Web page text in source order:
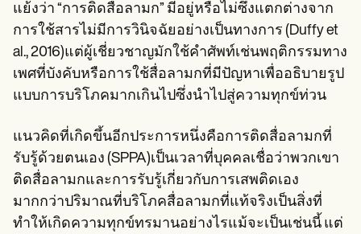
Why Carepatron?
Login
แย้งว่า “การติดสื่อลามก” มีอยู่หรือไม่ซึ่งแตกต่างจาก
การใช้สารไม่มีการวินิจฉัยอย่างเป็นทางการ (Duffy et
al., 2016)แต่ผู้เชี่ยวชาญมักใช้คำศัพท์เช่นพฤติกรรมทาง
เพศที่บังคับหรือการใช้สื่อลามกที่มีปัญหาเพื่ออธิบายรูป
แบบการบริโภคมากเกินไปซึ่งนำไปสู่ความทุกข์ท่วน
แนวคิดที่เกิดขึ้นอีกประการหนึ่งคือการติดสื่อลามกที่
รับรู้ด้วยตนเอง (SPPA)เป็นเวลาที่บุคคลเชื่อว่าพวกเขา
ติดสื่อลามกและการรับรู้เกี่ยวกับการเสพติดเอง
มากกว่าปริมาณที่บริโภคสื่อลามกที่แท้จริงเป็นสิ่งที่
ทำให้เกิดความทุกข์ทรมานอย่างไรแม้จะเป็นเช่นนี้ แต่